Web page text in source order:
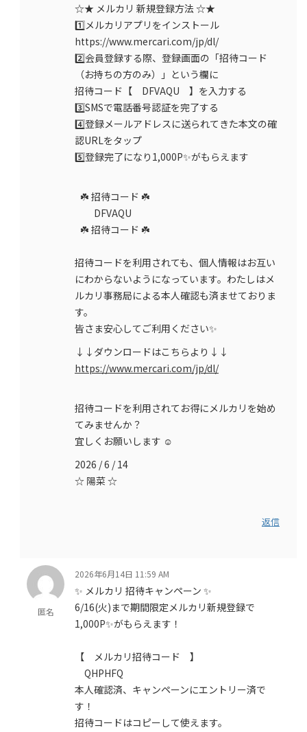
☆★ メルカリ 新規登録方法 ☆★
1️⃣メルカリアプリをインストール
https://www.mercari.com/jp/dl/
2️⃣会員登録する際、登録画面の「招待コード
（お持ちの方のみ）」という欄に
招待コード【 DFVAQU 】を入力する
3️⃣SMSで電話番号認証を完了する
4️⃣登録メールアドレスに送られてきた本文の確
認URLをタップ
5️⃣登録完了になり1,000P✨がもらえます
☘️ 招待コード ☘️
DFVAQU
☘️ 招待コード ☘️
招待コードを利用されても、個人情報はお互い
にわからないようになっています。わたしはメ
ルカリ事務局による本人確認も済ませておりま
す。
皆さま安心してご利用ください✨
↓↓ダウンロードはこちらより↓↓
https://www.mercari.com/jp/dl/
招待コードを利用されてお得にメルカリを始め
てみませんか？
宜しくお願いします ☺️
2026 / 6 / 14
☆ 陽菜 ☆
返信
匿名
2026年6月14日 11:59 AM
✨ メルカリ 招待キャンペーン ✨
6/16(火)まで期間限定メルカリ新規登録で
1,000P✨がもらえます！
【 メルカリ招待コード 】
QHPHFQ
本人確認済、キャンペーンにエントリー済で
す！
招待コードはコピーして使えます。